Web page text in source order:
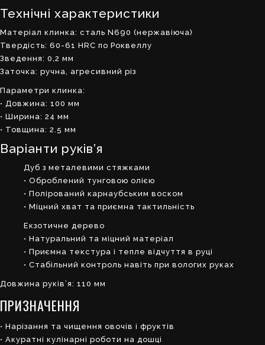
Технічні характеристики
Матеріал клинка: сталь N690 (нержавіюча)
Твердість: 60-61 HRC по Роквеллу
Зведення: 0,2 мм
Заточка: ручна, агресивний різ
Параметри клинка:
• Довжина: 100 мм
• Ширина: 24 мм
• Товщина: 2.5 мм
Варіанти руків’я
Дуб з металевими стяжками
• Оброблений тунговою олією
• Полірований карнаубським воском
• Міцний хват та приємна тактильність
Екзотичне дерево
• Натуральний та міцний матеріал
• Приємна текстура і тепле відчуття в руці
• Стабільний контроль навіть при вологих руках
Довжина руків’я: 110 мм
ПРИЗНАЧЕННЯ
• Нарізання та чищення овочів і фруктів
• Акуратні кулінарні роботи на дошці